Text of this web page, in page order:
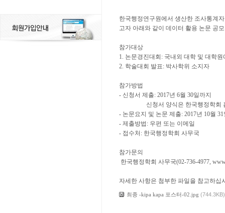
한국행정연구원에서 생산한 조사통계
고자 아래와 같이 데이터 활용 논문 공
참가대상
1. 논문경진대회: 국내외 대학 및 대학
2. 학술대회 발표: 박사학위 소지자
참가방법
- 신청서 제출: 2017년 6월 30일까지
신청서 양식은 한국행정학회 홈
- 논문요지 및 논문 제출: 2017년 10월
- 제출방법: 우편 또는 이메일
- 접수처: 한국행정학회 사무국
참가문의
한국행정학회 사무국(02-736-4977,
자세한 사항은 첨부한 파일을 참고하십
최종 -kipa kapa 포스터-02.jpg (744.3KB)